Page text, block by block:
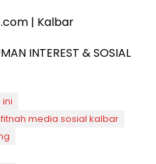
| Kalbar
INTEREST & SOSIAL
fitnah media sosial kalbar